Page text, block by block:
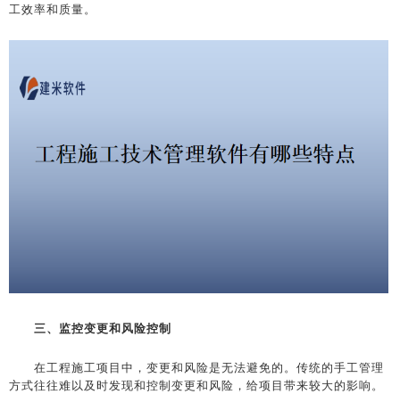
工效率和质量。
三、监控变更和风险控制
在工程施工项目中，变更和风险是无法避免的。传统的手工管理
方式往往难以及时发现和控制变更和风险，给项目带来较大的影响。